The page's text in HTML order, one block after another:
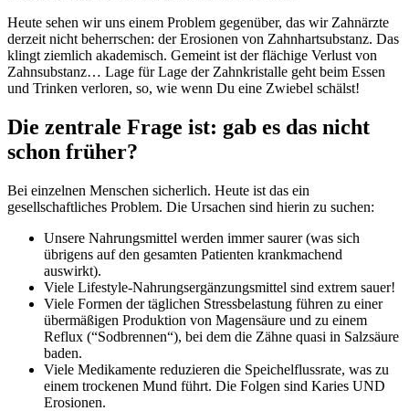
Heute sehen wir uns einem Problem gegenüber, das wir Zahnärzte
derzeit nicht beherrschen: der Erosionen von Zahnhartsubstanz. Das
klingt ziemlich akademisch. Gemeint ist der flächige Verlust von
Zahnsubstanz… Lage für Lage der Zahnkristalle geht beim Essen
und Trinken verloren, so, wie wenn Du eine Zwiebel schälst!
Die zentrale Frage ist: gab es das nicht
schon früher?
Bei einzelnen Menschen sicherlich. Heute ist das ein
gesellschaftliches Problem. Die Ursachen sind hierin zu suchen:
Unsere Nahrungsmittel werden immer saurer (was sich
übrigens auf den gesamten Patienten krankmachend
auswirkt).
Viele Lifestyle-Nahrungsergänzungsmittel sind extrem sauer!
Viele Formen der täglichen Stressbelastung führen zu einer
übermäßigen Produktion von Magensäure und zu einem
Reflux (“Sodbrennen“), bei dem die Zähne quasi in Salzsäure
baden.
Viele Medikamente reduzieren die Speichelflussrate, was zu
einem trockenen Mund führt. Die Folgen sind Karies UND
Erosionen.